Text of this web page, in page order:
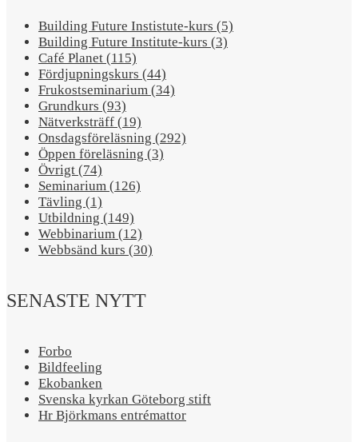
Building Future Instistute-kurs (5)
Building Future Institute-kurs (3)
Café Planet (115)
Fördjupningskurs (44)
Frukostseminarium (34)
Grundkurs (93)
Nätverksträff (19)
Onsdagsföreläsning (292)
Öppen föreläsning (3)
Övrigt (74)
Seminarium (126)
Tävling (1)
Utbildning (149)
Webbinarium (12)
Webbsänd kurs (30)
SENASTE NYTT
Forbo
Bildfeeling
Ekobanken
Svenska kyrkan Göteborg stift
Hr Björkmans entrémattor